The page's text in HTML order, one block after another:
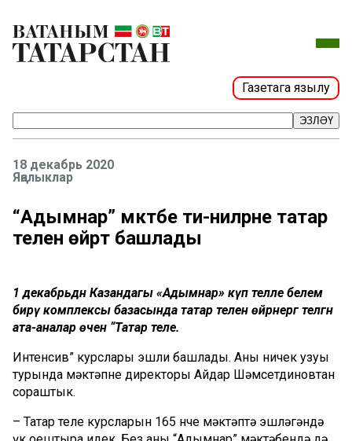
Газетага язылу
ЭЗЛӘҮ
18 декабрь 2020
Яңалыклар
“Адымнар” мәктәбе әти-әниләрне татар
теленә өйрәтә башлады
1 декабрьдән Казандагы «Адымнар» күп телле белем
бирү комплексы базасында татар телен өйрәнергә теләгән
ата-аналар өчен “Татар теле.
Интенсив” курслары эшли башлады. Аның ничек узуы
турында мәктәпнең директоры Айдар Шәмсетдиновтан
сораштык.
– Татар теле курсларын 165 нче мәктәптә эшләгәндә